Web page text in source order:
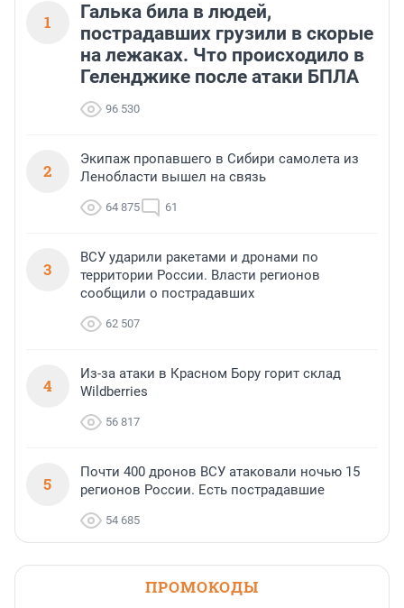
1
Галька била в людей,
пострадавших грузили в скорые
на лежаках. Что происходило в
Геленджике после атаки БПЛА
96 530
2
Экипаж пропавшего в Сибири самолета из
Ленобласти вышел на связь
64 875 61
3
ВСУ ударили ракетами и дронами по
территории России. Власти регионов
сообщили о пострадавших
62 507
4
Из-за атаки в Красном Бору горит склад
Wildberries
56 817
5
Почти 400 дронов ВСУ атаковали ночью 15
регионов России. Есть пострадавшие
54 685
ПРОМОКОДЫ